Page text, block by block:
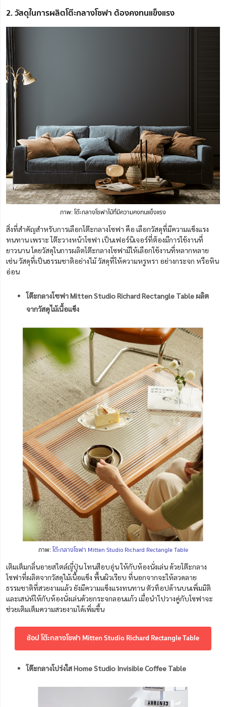
2. วัสดุในการผลิตโต๊ะกลางโซฟา ต้องคงทนแข็งแรง
ภาพ: โต๊ะกลางโซฟาไม้ที่มีความคงทนแข็งแรง
สิ่งที่สำคัญสำหรับการเลือกโต๊ะกลางโซฟา คือ เลือกวัสดุที่มีความแข็งแรง
ทนทาน เพราะ โต๊ะวางหน้าโซฟา เป็นเฟอร์นิเจอร์ที่ต้องมีการใช้งานที่
ยาวนาน โดยวัสดุในการผลิตโต๊ะกลางโซฟามีให้เลือกใช้งานที่หลากหลาย
เช่น วัสดุที่เป็นธรรมชาติอย่างไม้ วัสดุที่ให้ความหรูหรา อย่างกระจก หรือหิน
อ่อน
โต๊ะกลางโซฟา Mitten Studio Richard Rectangle Table ผลิต
จากวัสดุไม้เนื้อแข็ง
ภาพ:โต๊ะกลางโซฟา Mitten Studio Richard Rectangle Table
เติมเต็มกลิ่นอายสไตล์ญี่ปุ่น โทนสีอบอุ่น ให้กับห้องนั่งเล่น ด้วยโต๊ะกลาง
โซฟาที่ผลิตจากวัสดุไม้เนื้อแข็ง พื้นผิวเรียบ ที่นอกจากจะให้ลวดลาย
ธรรมชาติที่สวยงามแล้ว ยังมีความแข็งแรงทนทาน ตัวท็อปด้านบนเพิ่มมิติ
และเสน่ห์ให้กับห้องนั่งเล่นด้วยกระจกลอนแก้ว เมื่อนำไปวางคู่กับโซฟาจะ
ช่วยเติมเต็มความสวยงามได้เพิ่มขึ้น
ช้อป โต๊ะกลางโซฟา Mitten Studio Richard Rectangle Table
โต๊ะกลางโปร่งใส Home Studio Invisible Coffee Table